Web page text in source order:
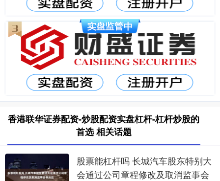
香港联华证券配资-炒股配资实盘杠杆-杠杆炒股的
首选 相关话题
股票能杠杆吗 长城汽车股东特别大
会通过公司章程修改及取消监事会